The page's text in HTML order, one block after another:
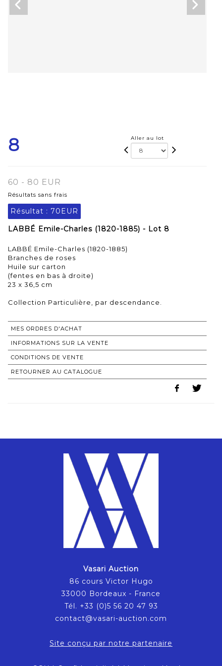
8 Aller au lot
60 - 80 EUR
Résultats sans frais
Résultat : 70EUR
LABBÉ Emile-Charles (1820-1885) - Lot 8
LABBÉ Emile-Charles (1820-1885)
Branches de roses
Huile sur carton
(fentes en bas à droite)
23 x 36,5 cm
Collection Particulière, par descendance.
MES ORDRES D'ACHAT
INFORMATIONS SUR LA VENTE
CONDITIONS DE VENTE
RETOURNER AU CATALOGUE
Vasari Auction
86 cours Victor Hugo
33000 Bordeaux - France
Tél. +33 (0)5 56 20 47 93
contact@vasari-auction.com
Site conçu par notre partenaire